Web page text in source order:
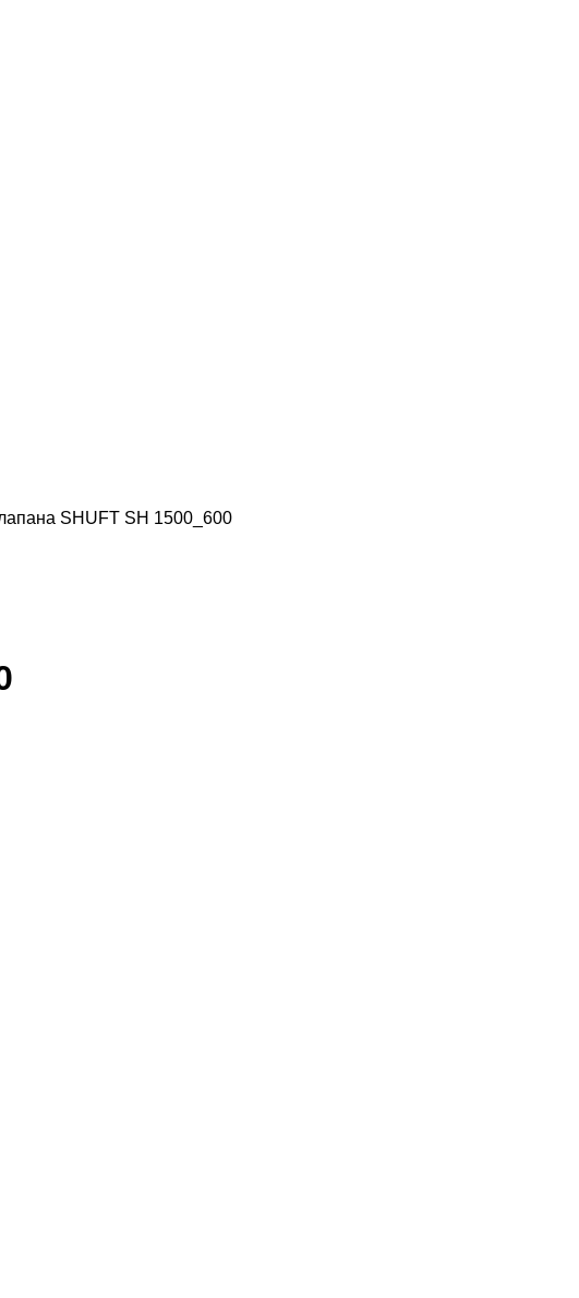
SHUFT SH 1500_600